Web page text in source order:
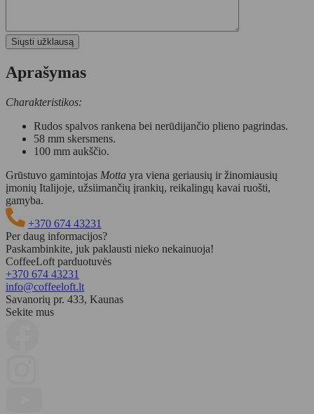
Aprašymas
Charakteristikos:
Rudos spalvos rankena bei nerūdijančio plieno pagrindas.
58 mm skersmens.
100 mm aukščio.
Grūstuvo gamintojas Motta yra viena geriausių ir žinomiausių
įmonių Italijoje, užsiimančių įrankių, reikalingų kavai ruošti,
gamyba.
+370 674 43231
Per daug informacijos?
Paskambinkite, juk paklausti nieko nekainuoja!
CoffeeLoft parduotuvės
+370 674 43231
info@coffeeloft.lt
Savanorių pr. 433, Kaunas
Sekite mus